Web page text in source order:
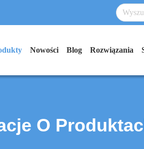
Nowości Blog Rozwiązania
O